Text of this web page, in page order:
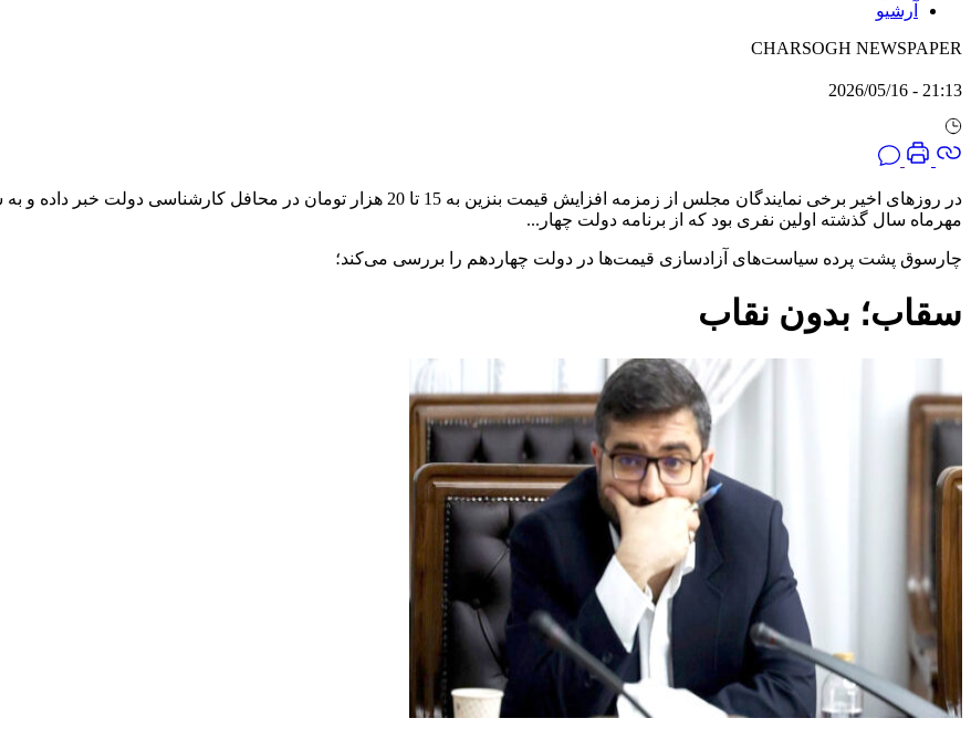
آرشیو
CHARSOGH NEWSPAPER
21:13 - 2026/05/16
در روزهای اخیر برخی نمایندگان مجلس از زمزمه افزایش قیمت بنزین به 15 تا 20 هزار
مهرماه سال گذشته اولین نفری بود که از برنامه دولت چهار...
چارسوق پشت پرده سیاست‌های آزادسازی قیمت‌ها در دولت چهاردهم را بررسی می‌کند؛
سقاب؛ بدون نقاب